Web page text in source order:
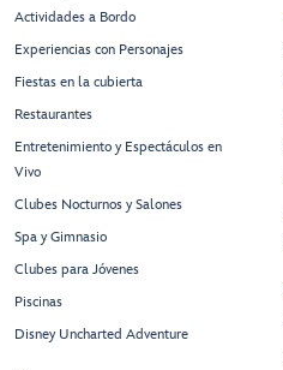
Actividades a Bordo
Experiencias con Personajes
Fiestas en la cubierta
Restaurantes
Entretenimiento y Espectáculos en
Vivo
Clubes Nocturnos y Salones
Spa y Gimnasio
Clubes para Jóvenes
Piscinas
Disney Uncharted Adventure